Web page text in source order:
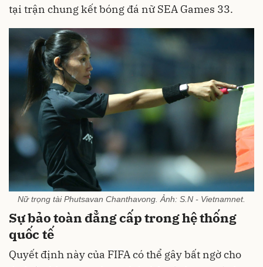
tại trận chung kết bóng đá nữ SEA Games 33.
Nữ trọng tài Phutsavan Chanthavong. Ảnh: S.N - Vietnamnet.
Sự bảo toàn đẳng cấp trong hệ thống
quốc tế
Quyết định này của FIFA có thể gây bất ngờ cho